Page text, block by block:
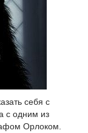
себя с
с одним из
Орлоком.